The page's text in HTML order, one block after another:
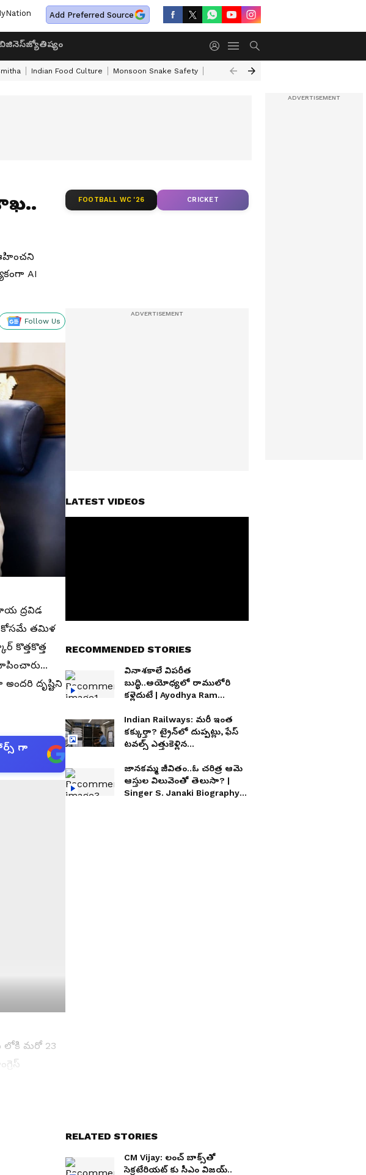
Add Preferred Source
జ్యోతిష్యం
Indian Food Culture Monsoon Snake Safety Akkineni Nageswara Rao
AI
Follow Us
ద్రవిడ
కోసమే తమిళ
కొత్తకొత్త
దృష్టిని
గా
లోకి మరో 23
FOOTBALL WC '26 CRICKET
LATEST VIDEOS
RECOMMENDED STORIES
వినాశకాలే విపరీత
బుద్ధి..అయోధ్యలో రాములోరి
కళ్లెదుటే | Ayodhya Ram
Indian Railways: మరీ ఇంత
కక్కుర్తా? ట్రైన్‍లో దుప్పట్లు, ఫేస్
టవల్స్ ఎత్తుకెళ్లిన
నష్టం
జానకమ్మ జీవితం..ఓ చరిత్ర ఆమె
ఆస్తుల విలువెంతో తెలుసా? |
Singer S. Janaki Biography |
RELATED STORIES
CM Vijay: లంచ్ బాక్స్‌తో
సెక్రటేరియట్ కు సీఎం విజయ్..